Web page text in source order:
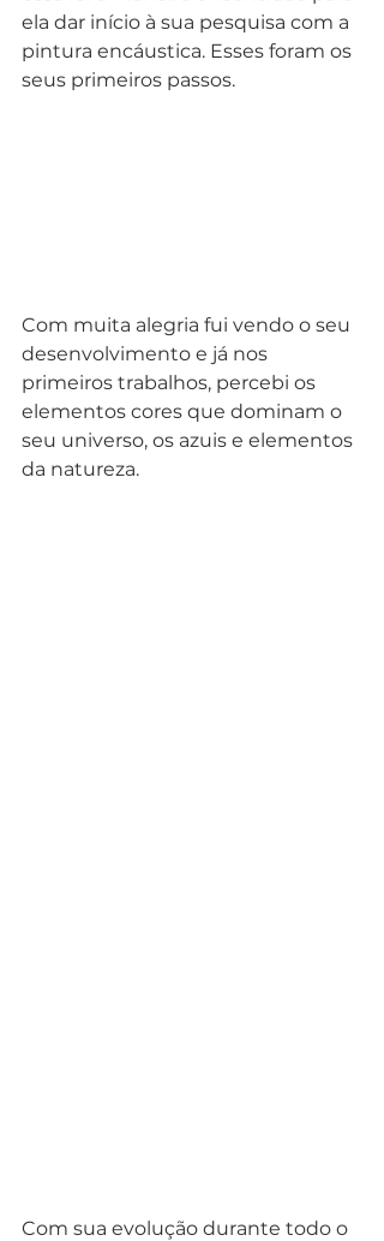
ela dar início à sua pesquisa com a
pintura encáustica. Esses foram os
seus primeiros passos.
Com muita alegria fui vendo o seu
desenvolvimento e já nos
primeiros trabalhos, percebi os
elementos cores que dominam o
seu universo, os azuis e elementos
da natureza.
Com sua evolução durante todo o